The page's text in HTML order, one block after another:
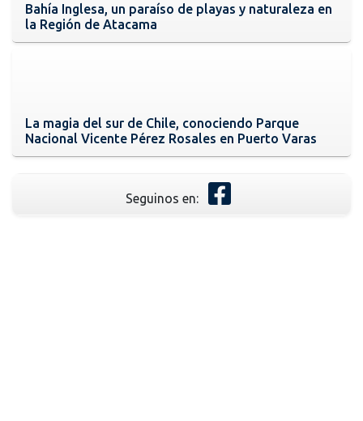
Bahía Inglesa, un paraíso de playas y naturaleza en
la Región de Atacama
La magia del sur de Chile, conociendo Parque
Nacional Vicente Pérez Rosales en Puerto Varas
Seguinos en: